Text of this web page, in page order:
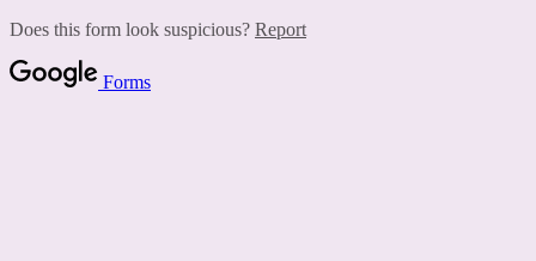
Does this form look suspicious? Report
Forms